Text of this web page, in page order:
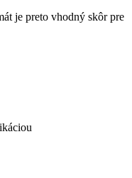
je preto vhodný skôr pre